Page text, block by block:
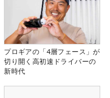
プロギアの「4層フェース」が
切り開く高初速ドライバーの
新時代